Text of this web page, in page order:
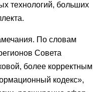
технологий, больших
По словам
Совета
более корректным
кодекс»,